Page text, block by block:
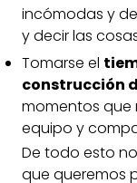
incómodas y
y decir las
Tomarse el
construcción
momentos que
equipo y
De todo esto
que queremos